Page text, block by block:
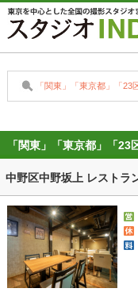
「関東」「東京都」「
「関東」「東京都」「
中野区中野坂上 レストラ